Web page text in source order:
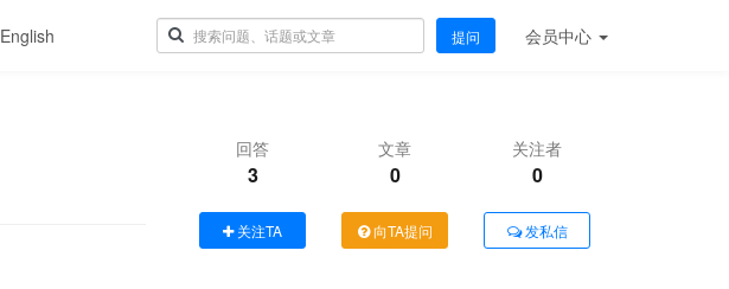
English 提问 会员中心
回答
3
文章
0
关注者
0
关注TA 向TA提问 发私信